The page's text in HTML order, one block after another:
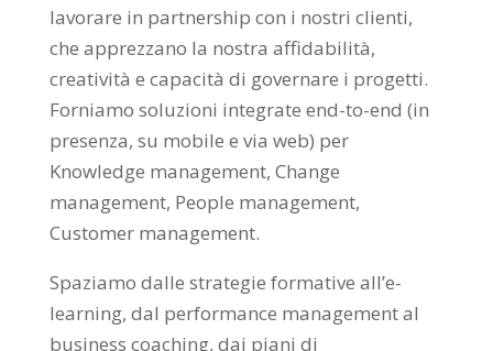
lavorare in partnership con i nostri clienti,
che apprezzano la nostra affidabilità,
creatività e capacità di governare i progetti.
Forniamo soluzioni integrate end-to-end (in
presenza, su mobile e via web) per
Knowledge management, Change
management, People management,
Customer management.
Spaziamo dalle strategie formative all’e-
learning, dal performance management al
business coaching, dai piani di